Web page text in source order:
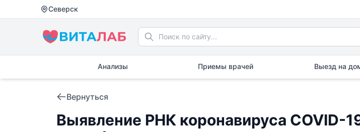
Северск
Анализы Приемы врачей Выезд на
Вернуться
Выявление РНК коронавируса COVID-